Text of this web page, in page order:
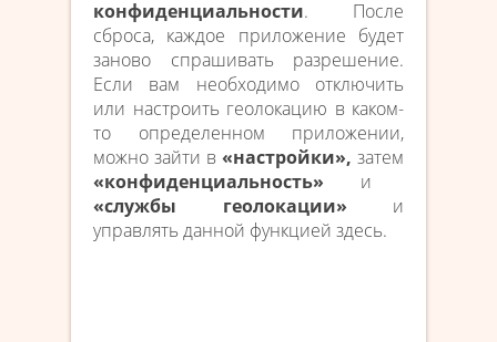
конфиденциальности. После
сброса, каждое приложение будет
заново спрашивать разрешение.
Если вам необходимо отключить
или настроить геолокацию в каком-
то определенном приложении,
можно зайти в «настройки», затем
«конфиденциальность» и
«службы геолокации» и
управлять данной функцией здесь.